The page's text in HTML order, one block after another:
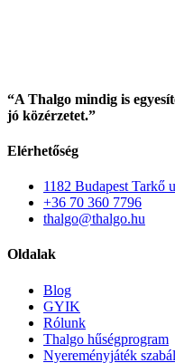
“A Thalgo mindig is
jó közérzetet.”
Elérhetőség
1182 Budapest Tarkő
+36 70 360 7796
thalgo@thalgo.hu
Oldalak
Blog
GYIK
Rólunk
Thalgo hűségprogram
Nyereményjáték